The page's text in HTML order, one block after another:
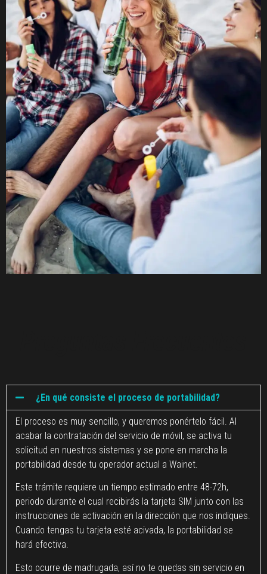
¿En qué consiste el proceso de portabilidad?
El proceso es muy sencillo, y queremos ponértelo fácil. Al
acabar la contratación del servicio de móvil, se activa tu
solicitud en nuestros sistemas y se pone en marcha la
portabilidad desde tu operador actual a Wainet.
Este trámite requiere un tiempo estimado entre 48-72h,
periodo durante el cual recibirás la tarjeta SIM junto con las
instrucciones de activación en la dirección que nos indiques.
Cuando tengas tu tarjeta esté acivada, la portabilidad se
hará efectiva.
Esto ocurre de madrugada, así no te quedas sin servicio en